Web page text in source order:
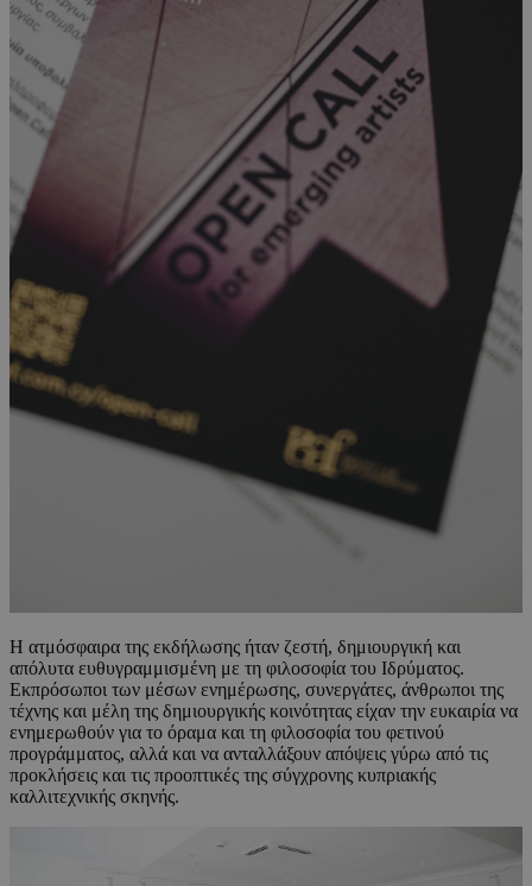
Η ατμόσφαιρα της εκδήλωσης ήταν ζεστή, δημιουργική και
απόλυτα ευθυγραμμισμένη με τη φιλοσοφία του Ιδρύματος.
Εκπρόσωποι των μέσων ενημέρωσης, συνεργάτες, άνθρωποι της
τέχνης και μέλη της δημιουργικής κοινότητας είχαν την ευκαιρία να
ενημερωθούν για το όραμα και τη φιλοσοφία του φετινού
προγράμματος, αλλά και να ανταλλάξουν απόψεις γύρω από τις
προκλήσεις και τις προοπτικές της σύγχρονης κυπριακής
καλλιτεχνικής σκηνής.